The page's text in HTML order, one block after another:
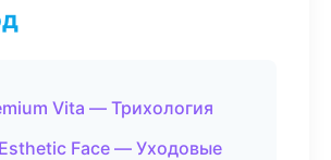
Vita — Трихология
Face — Уходовые